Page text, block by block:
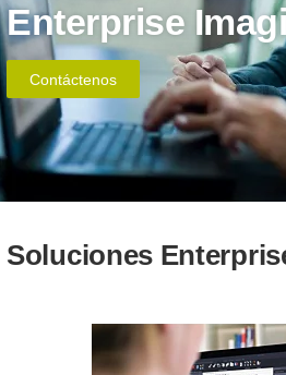
Enterprise
Contáctenos
Soluciones